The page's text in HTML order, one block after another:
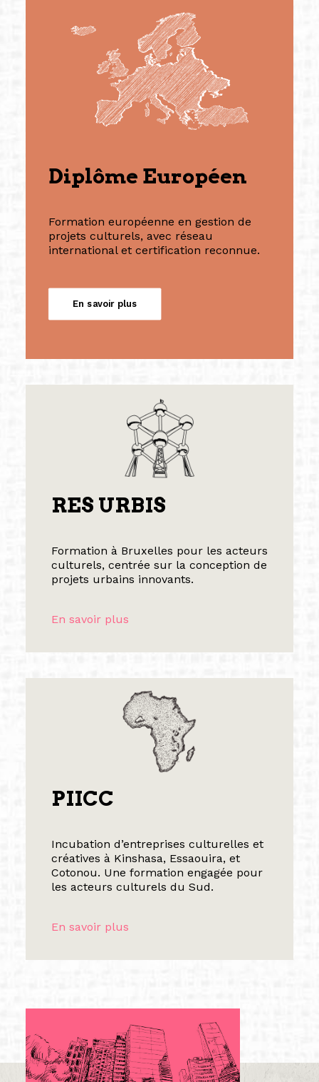
Diplôme Européen
Formation européenne en gestion de
projets culturels, avec réseau
international et certification reconnue.
En savoir plus
RES URBIS
Formation à Bruxelles pour les acteurs
culturels, centrée sur la conception de
projets urbains innovants.
En savoir plus
PIICC
Incubation d’entreprises culturelles et
créatives à Kinshasa, Essaouira, et
Cotonou. Une formation engagée pour
les acteurs culturels du Sud.
En savoir plus